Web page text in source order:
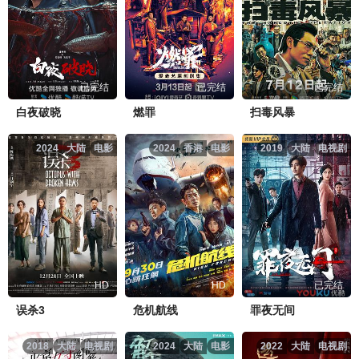
已完结
白夜破晓
已完结
燃罪
已完结
扫毒风暴
电影
大陆
2024
HD
误杀3
电影
香港
2024
HD
危机航线
电视剧
大陆
2019
已完结
罪夜无间
电视剧
大陆
2018 电影
大陆
2024 电视剧
大陆
2022